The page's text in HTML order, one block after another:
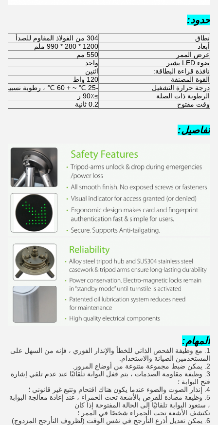
حدود:
نطاق
304 من الفولاذ المقاوم للصدأ
أبعاد
1200 * 280 * 990 ملم
عرض الممر
550 مم
ضوء LED يشير
واحد
نافذة قراءة البطاقة:
اثنين
القوة المصنفة
120 واط
درجة حرارة التشغيل
-25 ℃ ~ + 60 ℃ ، رطوبة نسبية 90٪
الرطوبة ذات الصلة
≥90٪ ر
وقت مفتوح
0.2 ثانية
تفاصيل:
المهام:
المستخدمين الصيانة والاستخدام.
2. يمكن ضبط مجموعة متنوعة من أوضاع المرور.
فتح البوابة ؛
4. إنذار الصوت والضوء عندما يكون هناك اقتحام وتتبع غير قانوني ؛
، ستعود البوابة تلقائيًا إلى الحالة المفتوحة إذا كان
تكتشف الأشعة تحت الحمراء شخصًا في الممر ؛
6. يمكن تعديل أذرع التأرجح في نفس الوقت (لظروف التأرجح المزدوج)